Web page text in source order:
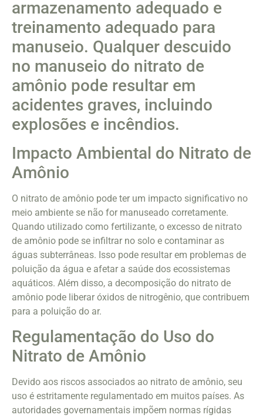
armazenamento adequado e
treinamento adequado para
manuseio. Qualquer descuido
no manuseio do nitrato de
amônio pode resultar em
acidentes graves, incluindo
explosões e incêndios.
Impacto Ambiental do Nitrato de
Amônio
O nitrato de amônio pode ter um impacto significativo no
meio ambiente se não for manuseado corretamente.
Quando utilizado como fertilizante, o excesso de nitrato
de amônio pode se infiltrar no solo e contaminar as
águas subterrâneas. Isso pode resultar em problemas de
poluição da água e afetar a saúde dos ecossistemas
aquáticos. Além disso, a decomposição do nitrato de
amônio pode liberar óxidos de nitrogênio, que contribuem
para a poluição do ar.
Regulamentação do Uso do
Nitrato de Amônio
Devido aos riscos associados ao nitrato de amônio, seu
uso é estritamente regulamentado em muitos países. As
autoridades governamentais impõem normas rígidas